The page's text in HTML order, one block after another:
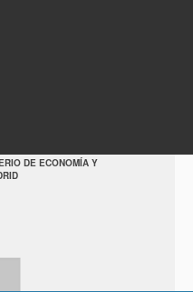
DE ECONOMÍA Y